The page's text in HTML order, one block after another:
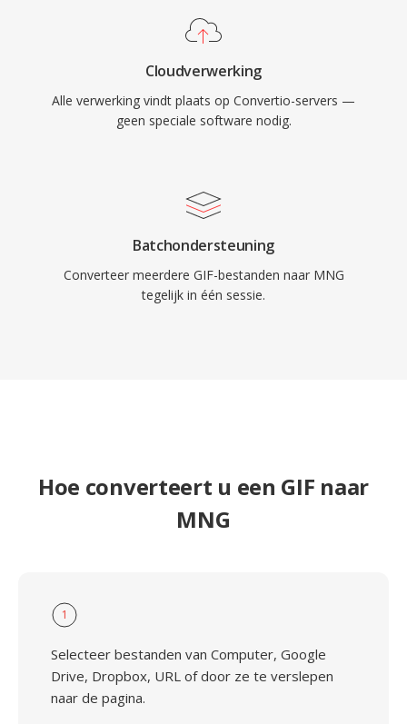
Cloudverwerking
Alle verwerking vindt plaats op Convertio-servers —
geen speciale software nodig.
Batchondersteuning
Converteer meerdere GIF-bestanden naar MNG
tegelijk in één sessie.
Hoe converteert u een GIF naar
MNG
1
Selecteer bestanden van Computer, Google
Drive, Dropbox, URL of door ze te verslepen
naar de pagina.